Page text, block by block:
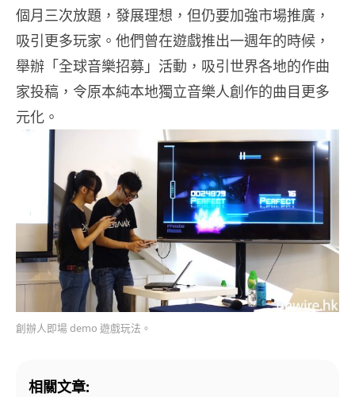
個月三次放題，發展理想，但仍要加強市場推廣，
吸引更多玩家。他們曾在遊戲推出一週年的時候，
舉辦「全球音樂招募」活動，吸引世界各地的作曲
家投稿，令原本純本地獨立音樂人創作的曲目更多
元化。
創辦人即場 demo 遊戲玩法。
相關文章: